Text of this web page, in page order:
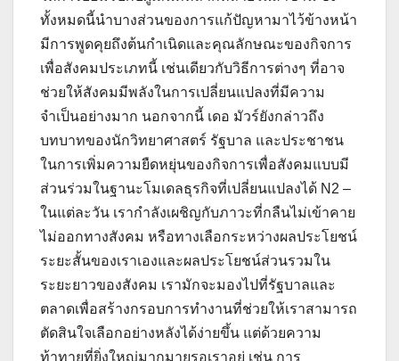
ทั้งหมดนี้นำบางส่วนของการแก้ปัญหามาไว้ข้างหน้า
มีการพูดคุยถึงต้นกำเนิดและคุณลักษณะของกิจการ
เพื่อสังคมประเภทนี้ เช่นเดียวกับวิธีการต่างๆ ที่อาจ
ช่วยให้สังคมมีพลังในการเปลี่ยนแปลงที่มีความ
จำเป็นอย่างมาก นอกจากนี้ เดอ มัวร์ยังกล่าวถึง
บทบาทของนักวิทยาศาสตร์ รัฐบาล และประชาชน
ในการเพิ่มความยืดหยุ่นของกิจการเพื่อสังคมแบบมี
ส่วนร่วมในฐานะโมเดลธุรกิจที่เปลี่ยนแปลงได้ N2 –
ในแต่ละวัน เรากำลังเผชิญกับภาวะที่กลืนไม่เข้าคาย
ไม่ออกทางสังคม หรือทางเลือกระหว่างผลประโยชน์
ระยะสั้นของเราเองและผลประโยชน์ส่วนรวมใน
ระยะยาวของสังคม เรามักจะมองไปที่รัฐบาลและ
ตลาดเพื่อสร้างกรอบการทำงานที่ช่วยให้เราสามารถ
ตัดสินใจเลือกอย่างหลังได้ง่ายขึ้น แต่ด้วยความ
ท้าทายที่ยิ่งใหญ่มากมายรอเราอยู่ เช่น การ